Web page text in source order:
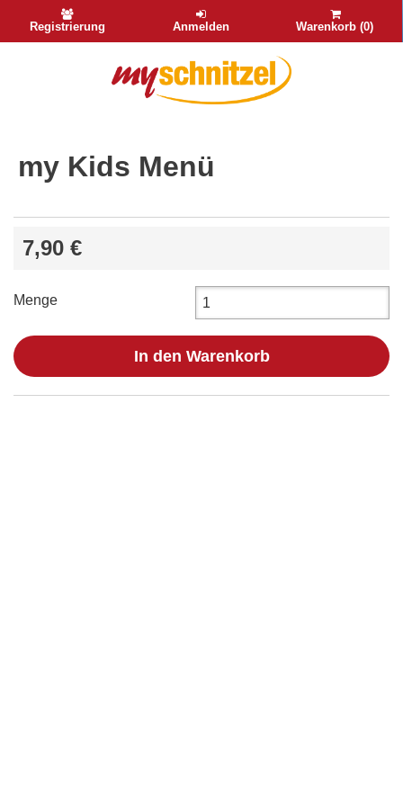
Registrierung Anmelden Warenkorb (0)
my Kids Menü
7,90 €
Menge
In den Warenkorb